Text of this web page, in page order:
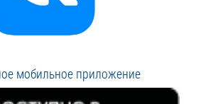
мобильное приложение